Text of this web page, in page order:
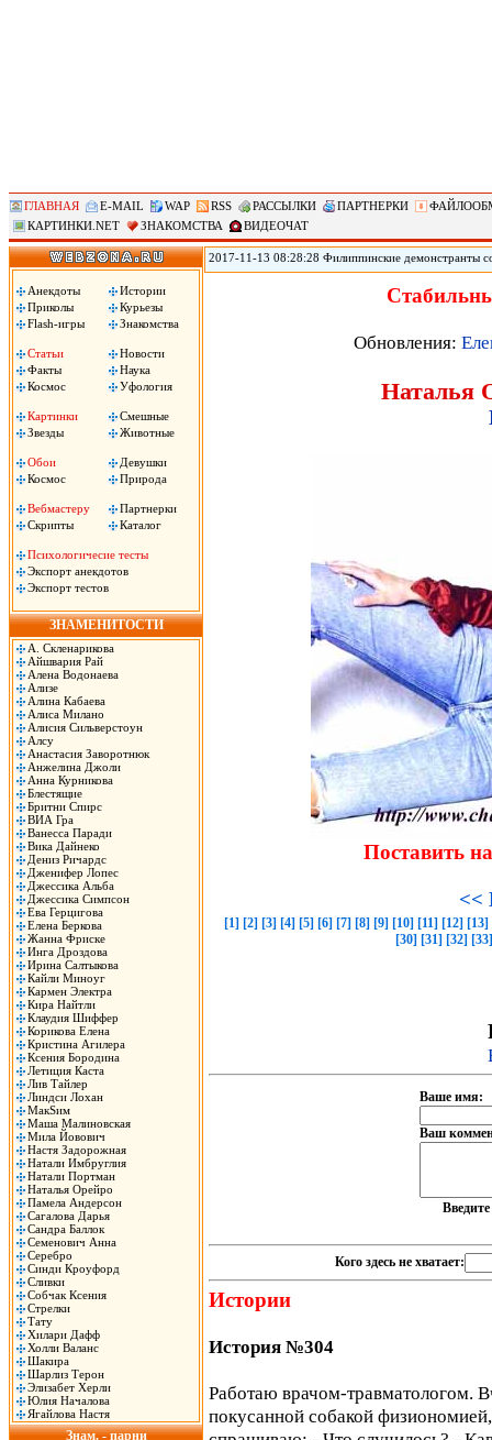
ГЛАВНАЯ E-MAIL WAP RSS РАССЫЛКИ ПАРТНЕРКИ
КАРТИНКИ.NET
ЗНАКОМСТВА ВИДЕОЧАТ
Анекдоты
Истории
Приколы
Курьезы
Flash-игры
Знакомства
Статьи
Новости
Факты
Наука
Космос
Уфология
Картинки
Смешные
Звезды
Животные
Обои
Девушки
Космос
Природа
Вебмастеру
Партнерки
Скрипты
Каталог
Психологичесие тесты
Экспорт анекдотов
Экспорт тестов
ЗНАМЕНИТОСТИ
А. Скленарикова
Айшвария Рай
Алена Водонаева
Ализе
Алина Кабаева
Алиса Милано
Алисия Сильверстоун
Алсу
Анастасия Заворотнюк
Анжелина Джоли
Анна Курникова
Блестящие
Бритни Спирс
ВИА Гра
Ванесса Паради
Вика Дайнеко
Дениз Ричардс
Дженифер Лопес
Джессика Альба
Джессика Симпсон
Ева Герцигова
Елена Беркова
Жанна Фриске
Инга Дроздова
Ирина Салтыкова
Кайли Миноуг
Кармен Электра
Кира Найтли
Клаудия Шиффер
Корикова Елена
Кристина Агилера
Ксения Бородина
Летиция Каста
Лив Тайлер
Линдси Лохан
МакSим
Маша Малиновская
Мила Йовович
Настя Задорожная
Натали Имбруглия
Натали Портман
Наталья Орейро
Памела Андерсон
Сагалова Дарья
Сандра Баллок
Семенович Анна
Серебро
Синди Кроуфорд
Сливки
Собчак Ксения
Стрелки
Тату
Хилари Дафф
Холли Валанс
Шакира
Шарлиз Терон
Элизабет Херли
Юлия Началова
Ягайлова Настя
Знам. - парни
2017-11-13 08:28:28 Филиппинские демонстранты
против «американского империализма» сожгли
вместе с началом 31-го саммита АСЕАН.
Обновления:
Наталья
Поставить
<<
[1] [2] [3] [4] [5] [6] [7] [8] [9] [10] [11] [12] [13]
[30] [31] [32] [33]
Ваше имя:
Ваш
Кого здесь не хватает:
Истории
История №304
Работаю врачом-травматологом.
покусанной собакой